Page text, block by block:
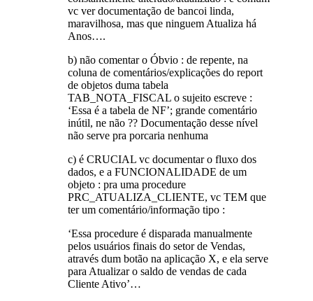
vc ver documentação de bancoi linda,
maravilhosa, mas que ninguem Atualiza há
Anos….
b) não comentar o Óbvio : de repente, na
coluna de comentários/explicações do report
de objetos duma tabela
TAB_NOTA_FISCAL o sujeito escreve :
‘Essa é a tabela de NF’; grande comentário
inútil, ne não ?? Documentação desse nível
não serve pra porcaria nenhuma
c) é CRUCIAL vc documentar o fluxo dos
dados, e a FUNCIONALIDADE de um
objeto : pra uma procedure
PRC_ATUALIZA_CLIENTE, vc TEM que
ter um comentário/informação tipo :
‘Essa procedure é disparada manualmente
pelos usuários finais do setor de Vendas,
através dum botão na aplicação X, e ela serve
para Atualizar o saldo de vendas de cada
Cliente Ativo’…